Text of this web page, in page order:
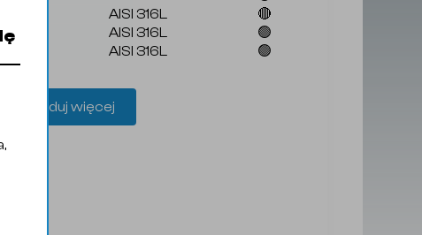
AISI 316L
🔴
AISI 316L
🟢
AISI 316L 🟢
Załaduj więcej